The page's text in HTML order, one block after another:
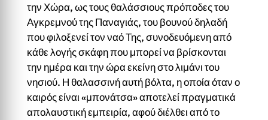
την Χώρα, ως τους θαλάσσιους πρόποδες του
Αγκρεμνού της Παναγιάς, του βουνού δηλαδή
που φιλοξενεί τον ναό Της, συνοδευόμενη από
κάθε λογής σκάφη που μπορεί να βρίσκονται
την ημέρα και την ώρα εκείνη στο λιμάνι του
νησιού. Η θαλασσινή αυτή βόλτα, η οποία όταν ο
καιρός είναι «μπονάτσα» αποτελεί πραγματικά
απολαυστική εμπειρία, αφού διέλθει από το